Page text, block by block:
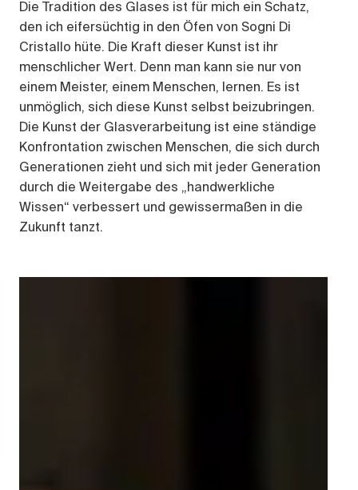
Die Tradition des Glases ist für mich ein Schatz,
den ich eifersüchtig in den Öfen von Sogni Di
Cristallo hüte. Die Kraft dieser Kunst ist ihr
menschlicher Wert. Denn man kann sie nur von
einem Meister, einem Menschen, lernen. Es ist
unmöglich, sich diese Kunst selbst beizubringen.
Die Kunst der Glasverarbeitung ist eine ständige
Konfrontation zwischen Menschen, die sich durch
Generationen zieht und sich mit jeder Generation
durch die Weitergabe des „handwerkliche
Wissen“ verbessert und gewissermaßen in die
Zukunft tanzt.